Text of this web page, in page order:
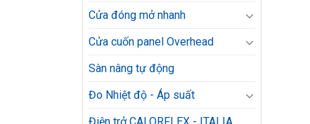
Cửa đóng mở nhanh
Cửa cuốn panel Overhead
Sàn nâng tự động
Đo Nhiệt độ - Áp suất